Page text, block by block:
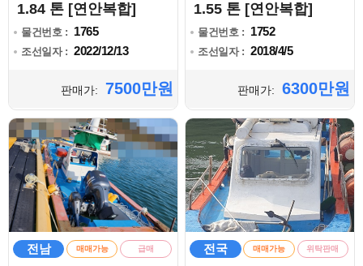
1.84 톤 [연안복합]
물건번호 : 1765
조선일자 : 2022/12/13
판매가: 7500만원
1.55 톤 [연안복합]
물건번호 : 1752
조선일자 : 2018/4/5
판매가: 6300만원
전남 매매가능 급매 전국 매매가능 위탁판매